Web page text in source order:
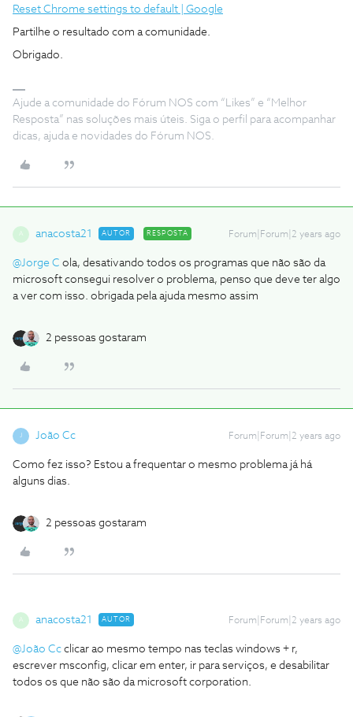
Reset Chrome settings to default | Google
Partilhe o resultado com a comunidade.
Obrigado.
Ajude a comunidade do Fórum NOS com “Likes” e “Melhor
Resposta” nas soluções mais úteis. Siga o perfil para acompanhar
dicas, ajuda e novidades do Fórum NOS.
A anacosta21 AUTOR RESPOSTA Forum|Forum|2 years ago
@Jorge C ola, desativando todos os programas que não são da
microsoft consegui resolver o problema, penso que deve ter algo
a ver com isso. obrigada pela ajuda mesmo assim
2 pessoas gostaram
J João Cc Forum|Forum|2 years ago
Como fez isso? Estou a frequentar o mesmo problema já há
alguns dias.
2 pessoas gostaram
A anacosta21 AUTOR Forum|Forum|2 years ago
@João Cc clicar ao mesmo tempo nas teclas windows + r,
escrever msconfig, clicar em enter, ir para serviços, e desabilitar
todos os que não são da microsoft corporation.